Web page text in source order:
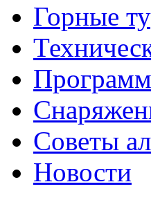
Горные
Советы
Новости